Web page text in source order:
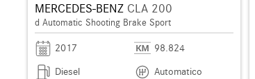
MERCEDES-BENZCLA 200
d Automatic Shooting Brake Sport
2017
98.824
Diesel
Automatico